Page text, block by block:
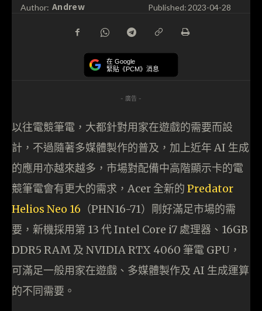
Author: Andrew Published: 2023-04-28
在 Google
緊貼《PCM》消息
- 廣告 -
以往電競筆電，大都針對用家在遊戲的需要而設
計，不過隨著多媒體製作的普及，加上近年 AI 生成
的應用亦越來越多，市場對配備中高階顯示卡的電
競筆電會有更大的需求，Acer 全新的 Predator
Helios Neo 16 （PHN16-71）剛好滿足市場的需
要，新機採用第 13 代 Intel Core i7 處理器、16GB
DDR5 RAM 及 NVIDIA RTX 4060 筆電 GPU，
可滿足一般用家在遊戲、多媒體製作及 AI 生成運算
的不同需要。